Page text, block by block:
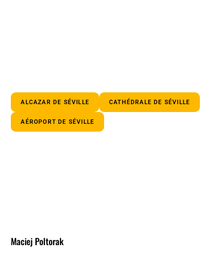
ALCAZAR DE SÉVILLE CATHÉDRALE DE SÉVILLE
AÉROPORT DE SÉVILLE
Maciej Poltorak